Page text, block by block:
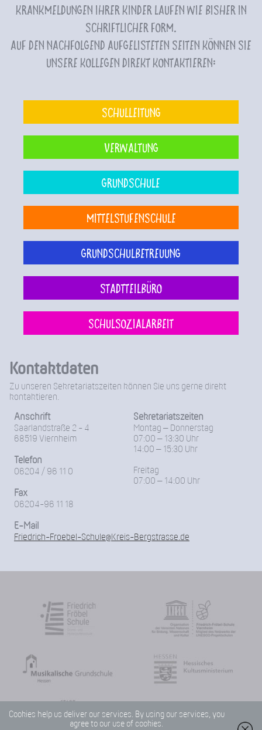
Krankmeldungen Ihrer Kinder laufen wie bisher in
schriftlicher Form.
Auf den nachfolgend aufgelisteten Seiten können Sie
unsere Kollegen direkt kontaktieren:
Schulleitung
Verwaltung
Grundschule
Mittelstufenschule
Grundschulbetreuung
Stadtteilbüro
Schulsozialarbeit
Kontaktdaten
Zu unseren Sekretariatszeiten können Sie uns gerne direkt
kontaktieren.
Anschrift
Saarlandstraße 2 - 4
68519 Viernheim
Telefon
06204 / 96 11 0
Fax
06204-96 11 18
Sekretariatszeiten
Montag – Donnerstag
07:00 – 13:30 Uhr
14:00 – 15:30 Uhr
Freitag
07:00 – 14:00 Uhr
E-Mail
Friedrich-Froebel-Schule@Kreis-Bergstrasse.de
Cookies help us deliver our services. By using our services, you
agree to our use of cookies.